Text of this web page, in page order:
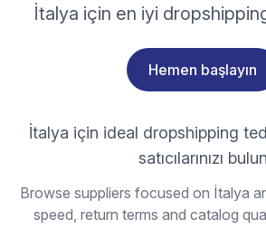
İtalya için en iyi
Hemen başlayın
İtalya için ideal dropshipping
satıcılarınızı bulun
Browse suppliers focused on İtalya
speed, return terms and catalog